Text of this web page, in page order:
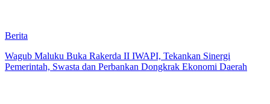
Berita
Wagub Maluku Buka Rakerda II IWAPI, Tekankan Sinergi
Pemerintah, Swasta dan Perbankan Dongkrak Ekonomi Daerah